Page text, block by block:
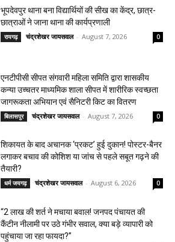
भूपदेवपुर थाना बना विद्यार्थियों की सीख का केंद्र, छात्र-
छात्राओं ने जाना थाना की कार्यप्रणाली
रायगढ़ चंद्रशेखर जायसवाल - August 7, 2026 0
एनटीपीसी सीपत संगवारी महिला समिति द्वारा शासकीय
कन्या उच्चतर माध्यमिक शाला सीपत में शारीरिक स्वच्छता
जागरूकता अभियान एवं सैनिटरी किट का वितरण
बिलासपुर चंद्रशेखर जायसवाल - August 7, 2026 0
शिकायत के बाद अचानक ‘प्रकट’ हुई दुकान! पोस्टर-बैनर
लगाकर बचाव की कोशिश या जांच से पहले सबूत गढ़ने की
तैयारी?
धर्म जयगढ़ चंद्रशेखर जायसवाल - August 6, 2026 0
“2 लाख की शर्त ने मचाया बवाल! जनपद पंचायत की
कैंटीन नीलामी पर उठे गंभीर सवाल, क्या बड़े व्यापारी को
पहुंचाया जा रहा फायदा?”